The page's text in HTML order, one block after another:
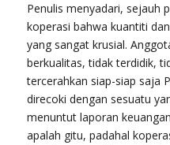
Penulis menyadari, sejauh
koperasi bahwa kuantiti
yang sangat krusial.
berkualitas, tidak terdidik,
tercerahkan siap-siap saja
direcoki dengan sesuatu
menuntut laporan
apalah gitu, padahal